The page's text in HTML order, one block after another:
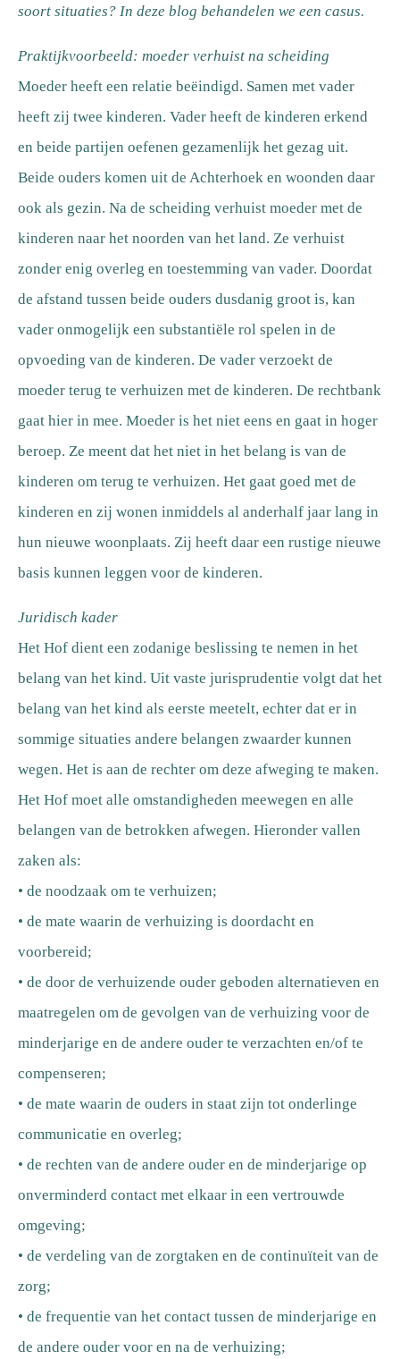
soort situaties? In deze blog behandelen we een casus.
Praktijkvoorbeeld: moeder verhuist na scheiding
Moeder heeft een relatie beëindigd. Samen met vader
heeft zij twee kinderen. Vader heeft de kinderen erkend
en beide partijen oefenen gezamenlijk het gezag uit.
Beide ouders komen uit de Achterhoek en woonden daar
ook als gezin. Na de scheiding verhuist moeder met de
kinderen naar het noorden van het land. Ze verhuist
zonder enig overleg en toestemming van vader. Doordat
de afstand tussen beide ouders dusdanig groot is, kan
vader onmogelijk een substantiële rol spelen in de
opvoeding van de kinderen. De vader verzoekt de
moeder terug te verhuizen met de kinderen. De rechtbank
gaat hier in mee. Moeder is het niet eens en gaat in hoger
beroep. Ze meent dat het niet in het belang is van de
kinderen om terug te verhuizen. Het gaat goed met de
kinderen en zij wonen inmiddels al anderhalf jaar lang in
hun nieuwe woonplaats. Zij heeft daar een rustige nieuwe
basis kunnen leggen voor de kinderen.
Juridisch kader
Het Hof dient een zodanige beslissing te nemen in het
belang van het kind. Uit vaste jurisprudentie volgt dat het
belang van het kind als eerste meetelt, echter dat er in
sommige situaties andere belangen zwaarder kunnen
wegen. Het is aan de rechter om deze afweging te maken.
Het Hof moet alle omstandigheden meewegen en alle
belangen van de betrokken afwegen. Hieronder vallen
zaken als:
• de noodzaak om te verhuizen;
• de mate waarin de verhuizing is doordacht en
voorbereid;
• de door de verhuizende ouder geboden alternatieven en
maatregelen om de gevolgen van de verhuizing voor de
minderjarige en de andere ouder te verzachten en/of te
compenseren;
• de mate waarin de ouders in staat zijn tot onderlinge
communicatie en overleg;
• de rechten van de andere ouder en de minderjarige op
onverminderd contact met elkaar in een vertrouwde
omgeving;
• de verdeling van de zorgtaken en de continuïteit van de
zorg;
• de frequentie van het contact tussen de minderjarige en
de andere ouder voor en na de verhuizing;